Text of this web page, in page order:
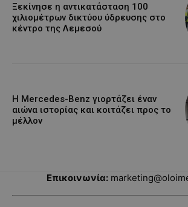
Ξεκίνησε η αντικατάσταση 100
χιλιομέτρων δικτύου ύδρευσης στο
κέντρο της Λεμεσού
Η Mercedes-Benz γιορτάζει έναν
αιώνα ιστορίας και κοιτάζει προς το
μέλλον
Επικοινωνία: